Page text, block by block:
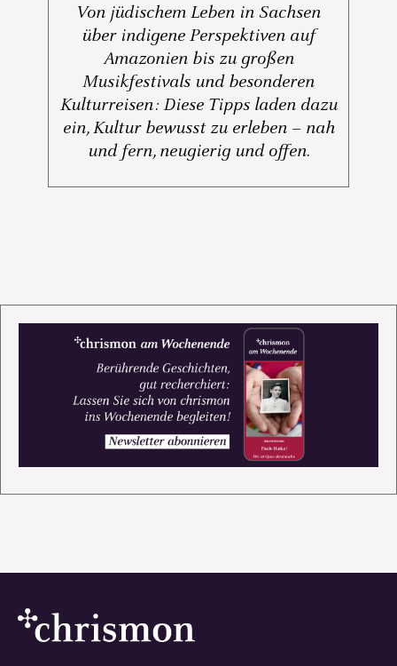
Von jüdischem Leben in Sachsen
über indigene Perspektiven auf
Amazonien bis zu großen
Musikfestivals und besonderen
Kulturreisen: Diese Tipps laden dazu
ein, Kultur bewusst zu erleben – nah
und fern, neugierig und offen.